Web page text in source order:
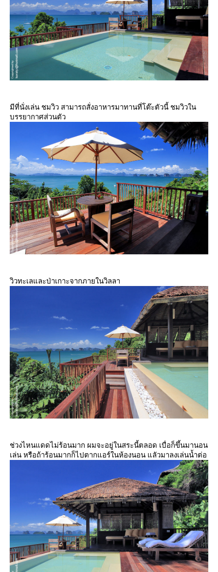
มีที่นั่งเล่น ชมวิว สามารถสั่งอาหารมาทานที่โต๊ะตัวนี้ ชมวิวใน
บรรยากาศส่วนตัว
วิวทะเลและป่าเกาะจากภายในวิลลา
ช่วงไหนแดดไม่ร้อนมาก ผมจะอยู่ในสระนี้ตลอด เบื่อก็ขึ้นมานอน
เล่น หรือถ้าร้อนมากก็ไปตากแอร์ในห้องนอน แลัวมาลงเล่นน้ำต่อ